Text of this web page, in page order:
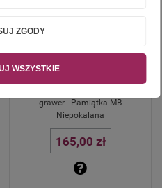
grawer - Pamiątka MB
Niepokalana
165,00 zł
ZGODY
WSZYSTKIE